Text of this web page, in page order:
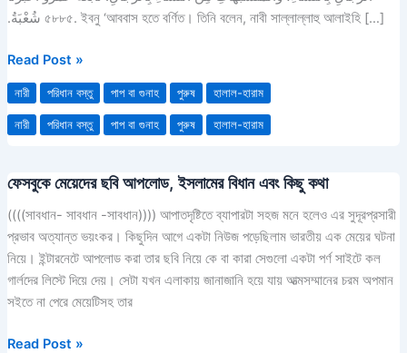
شُعْبَةُ‏.‏ ৫৮৮৫. ইবনু ‘আববাস হতে বর্ণিত। তিনি বলেন, নাবী সাল্লাল্লাহু আলাইহি […]
নারীর
পুরুষের
বেশ
প্রসঙ্গে।
Read Post »
নারী পরিধান বস্তু পাপ বা গুনাহ পুরুষ হালাল-হারাম
নারী পরিধান বস্তু পাপ বা গুনাহ পুরুষ হালাল-হারাম
ফেসবুকে মেয়েদের ছবি আপলোড, ইসলামের বিধান এবং কিছু কথা
((((সাবধান- সাবধান -সাবধান)))) আপাতদৃষ্টিতে ব্যাপারটা সহজ মনে হলেও এর সুদূরপ্রসারী
প্রভাব অত্যান্ত ভয়ংকর। কিছুদিন আগে একটা নিউজ পড়েছিলাম ভারতীয় এক মেয়ের ঘটনা
নিয়ে। ইন্টারনেটে আপলোড করা তার ছবি নিয়ে কে বা কারা সেগুলো একটা পর্ণ সাইটে কল
গার্লদের লিস্টে দিয়ে দেয়। সেটা যখন এলাকায় জানাজানি হয়ে যায় আত্মসম্মানের চরম অপমান
সইতে না পেরে মেয়েটিসহ তার
ফেসবুকে
ছবি
আপলোড,
ইসলামের
এবং
কিছু
Read Post »